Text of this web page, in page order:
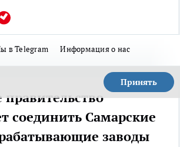
в Telegram Информация о нас
Принять
правительство
соединить Самарские
заводы